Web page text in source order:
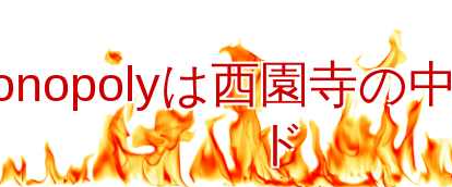
キ
ッ
は西園寺の
ド